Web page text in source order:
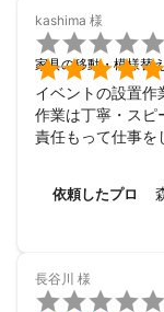
kashima 様


家具の移動・模様替え
イベントの設置作
作業は丁寧・スピ
責任もって仕事を
依頼したプロ
長谷川 様
